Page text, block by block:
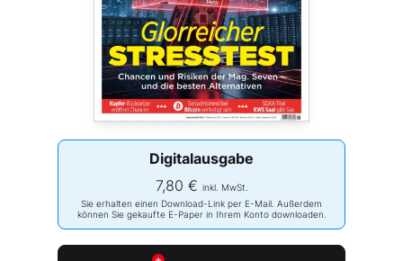
Digitalausgabe
7,80 € inkl. MwSt.
Sie erhalten einen Download-Link per E-Mail. Außerdem
können Sie gekaufte E-Paper in Ihrem Konto downloaden.